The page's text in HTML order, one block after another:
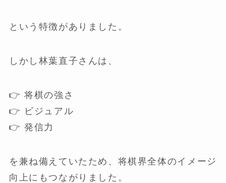
という特徴がありました。
しかし林葉直子さんは、
👉 将棋の強さ
👉 ビジュアル
👉 発信力
を兼ね備えていたため、将棋界全体のイメージ
向上にもつながりました。